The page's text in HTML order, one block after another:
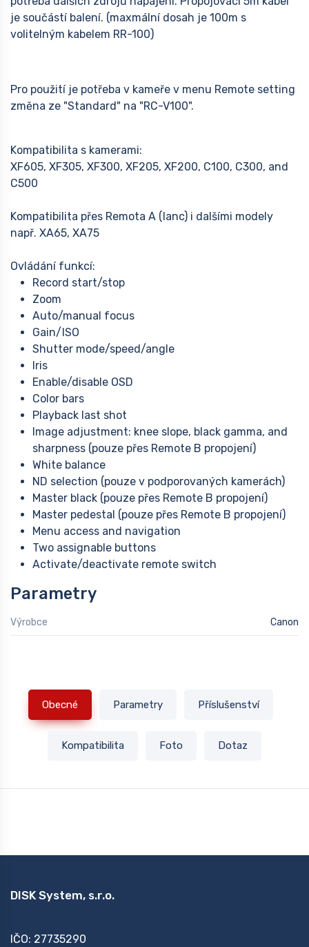
je součástí balení. (maxmální dosah je 100m s
volitelným kabelem RR-100)
Pro použití je potřeba v kameře v menu Remote setting
změna ze "Standard" na "RC-V100".
Kompatibilita s kamerami:
XF605, XF305, XF300, XF205, XF200, C100, C300, and
C500
Kompatibilita přes Remota A (lanc) i dalšími modely
např. XA65, XA75
Ovládání funkcí:
Record start/stop
Zoom
Auto/manual focus
Gain/ISO
Shutter mode/speed/angle
Iris
Enable/disable OSD
Color bars
Playback last shot
Image adjustment: knee slope, black gamma, and
sharpness (pouze přes Remote B propojení)
White balance
ND selection (pouze v podporovaných kamerách)
Master black (pouze přes Remote B propojení)
Master pedestal (pouze přes Remote B propojení)
Menu access and navigation
Two assignable buttons
Activate/deactivate remote switch
Parametry
Výrobce Canon
Obecné Parametry Příslušenství
Kompatibilita Foto Dotaz
DISK System, s.r.o.
IČO: 27735290